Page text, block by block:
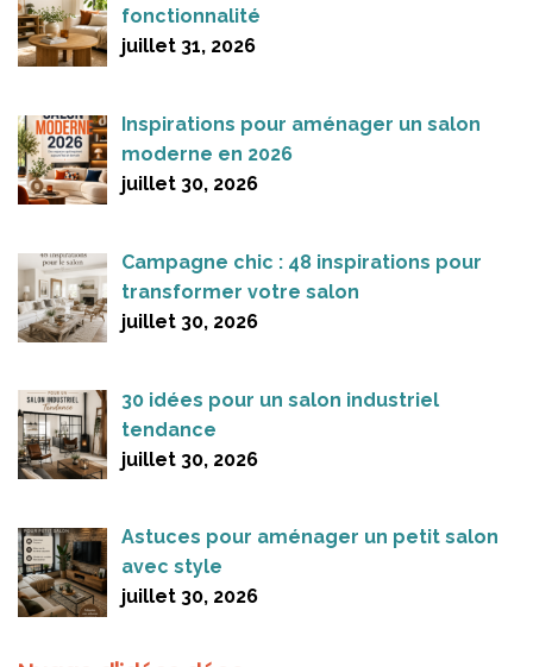
fonctionnalité
juillet 31, 2026
Inspirations pour aménager un salon
moderne en 2026
juillet 30, 2026
Campagne chic : 48 inspirations pour
transformer votre salon
juillet 30, 2026
30 idées pour un salon industriel
tendance
juillet 30, 2026
Astuces pour aménager un petit salon
avec style
juillet 30, 2026